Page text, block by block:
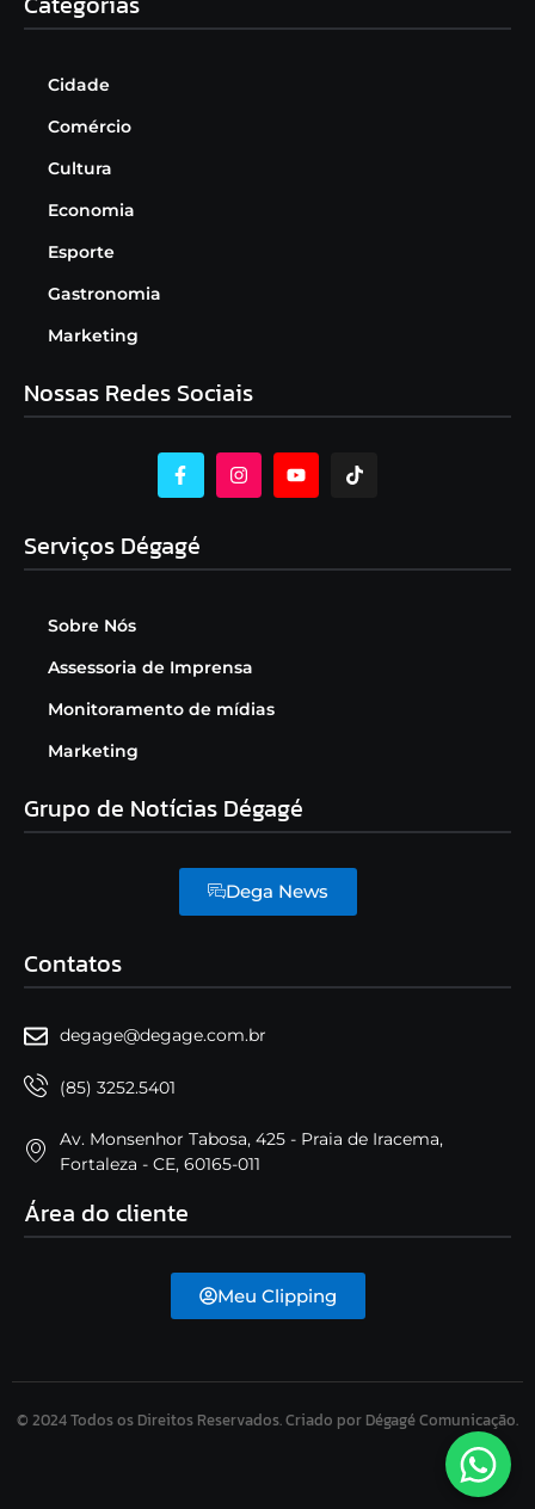
Cidade
Comércio
Cultura
Economia
Esporte
Gastronomia
Marketing
Nossas Redes Sociais
Serviços Dégagé
Sobre Nós
Assessoria de Imprensa
Monitoramento de mídias
Marketing
Grupo de Notícias Dégagé
Dega News
Contatos
degage@degage.com.br
(85) 3252.5401
Av. Monsenhor Tabosa, 425 - Praia de Iracema,
Fortaleza - CE, 60165-011
Área do cliente
Meu Clipping
© 2024 Todos os Direitos Reservados. Criado por Dégagé Comunicação.